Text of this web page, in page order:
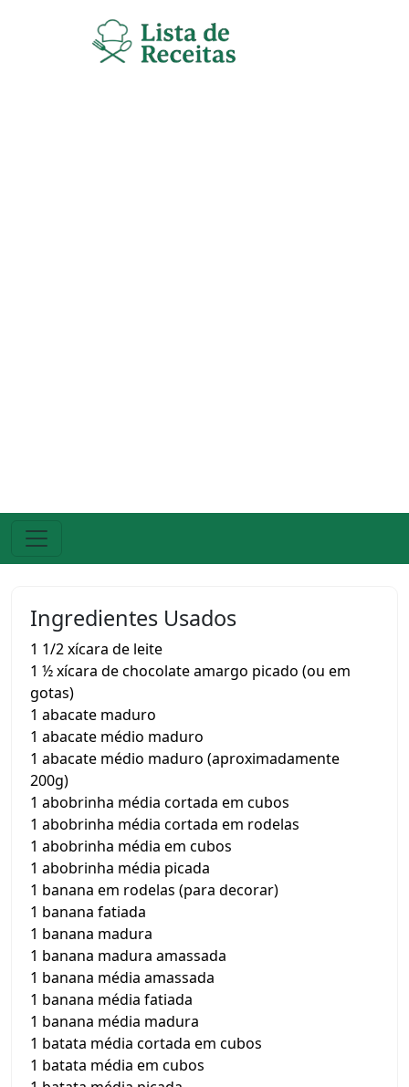
Ingredientes Usados
1 1/2 xícara de leite
1 ½ xícara de chocolate amargo picado (ou em
gotas)
1 abacate maduro
1 abacate médio maduro
1 abacate médio maduro (aproximadamente
200g)
1 abobrinha média cortada em cubos
1 abobrinha média cortada em rodelas
1 abobrinha média em cubos
1 abobrinha média picada
1 banana em rodelas (para decorar)
1 banana fatiada
1 banana madura
1 banana madura amassada
1 banana média amassada
1 banana média fatiada
1 banana média madura
1 batata média cortada em cubos
1 batata média em cubos